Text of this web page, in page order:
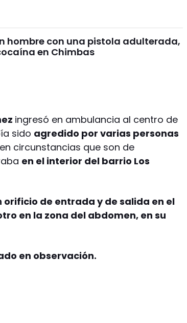
hombre con una pistola adulterada,
en Chimbas
ingresó en ambulancia al centro de
sido agredido por varias personas
circunstancias que son de
en el interior del barrio Los
orificio de entrada y de salida en el
en la zona del abdomen, en su
en observación.